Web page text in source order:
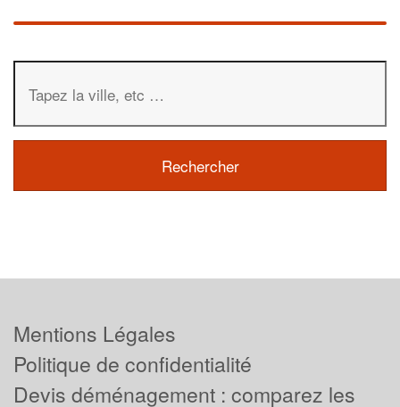
Mentions Légales
Politique de confidentialité
Devis déménagement : comparez les